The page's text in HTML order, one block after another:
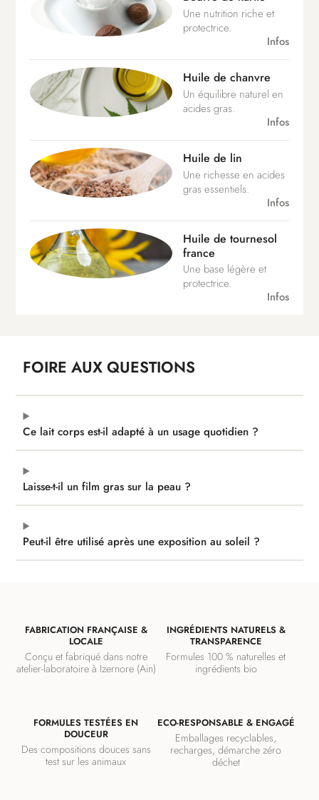
Une nutrition riche et
protectrice.
Infos
Huile de chanvre
Un équilibre naturel en
acides gras.
Infos
Huile de lin
Une richesse en acides
gras essentiels.
Infos
Huile de tournesol
france
Une base légère et
protectrice.
Infos
FOIRE AUX QUESTIONS
Ce lait corps est-il adapté à un usage quotidien ?
Laisse-t-il un film gras sur la peau ?
Peut-il être utilisé après une exposition au soleil ?
FABRICATION FRANÇAISE &
LOCALE
Conçu et fabriqué dans notre
atelier-laboratoire à Izernore (Ain)
INGRÉDIENTS NATURELS &
TRANSPARENCE
Formules 100 % naturelles et
ingrédients bio
FORMULES TESTÉES EN
DOUCEUR
Des compositions douces sans
test sur les animaux
ECO-RESPONSABLE & ENGAGÉ
Emballages recyclables,
recharges, démarche zéro
déchet